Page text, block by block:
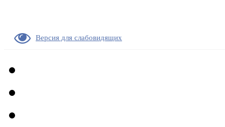
Версия для слабовидящих